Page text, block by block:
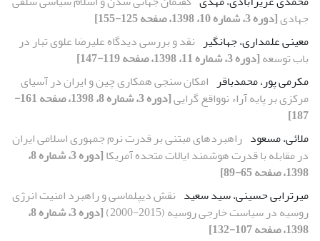
جهادی[دوره 3، شماره 10، 1398، صفحه 125-155]
معینی علمداری، جهانگیر نقد و بررسی دیدگاه علیرضا علوی تبار در
باب توسعه[دوره 3، شماره 11، 1398، صفحه 119-147]
مکرمی پور، محمدباقر امکان سنجی همکاری چین و ایران در آسیای
مرکزی بر پایه آراء نوواقع گرایی
[دوره 3، شماره 8، 1398، صفحه 161-
187]
ملائی، مسعود راهبردهای مبتنی بر قدرت نرم جمهوری اسلامی ایران
در مقابله با قدرت هوشمند ایالات متحده آمریکا
[دوره 3، شماره 8،
1398، صفحه 65-89]
میرترابی حسینی، سید سعید نقش دیپلماسی و راهبرد امنیت انرژی
روسیه در سیاست خارجی روسیه (2015-2000)
[دوره 3، شماره 8،
1398، صفحه 107-132]